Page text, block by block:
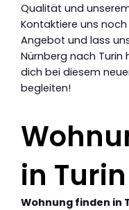
Qualität und
Kontaktiere uns
Angebot und lass
Nürnberg nach Turin
dich bei diesem
begleiten!
in Turin
Wohnung finden in